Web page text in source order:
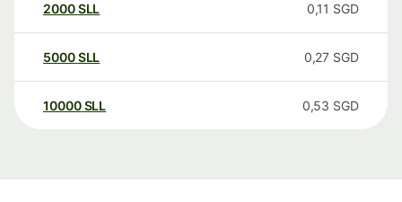
2000SLL 0,11 SGD
5000SLL 0,27 SGD
10000 SLL 0,53 SGD